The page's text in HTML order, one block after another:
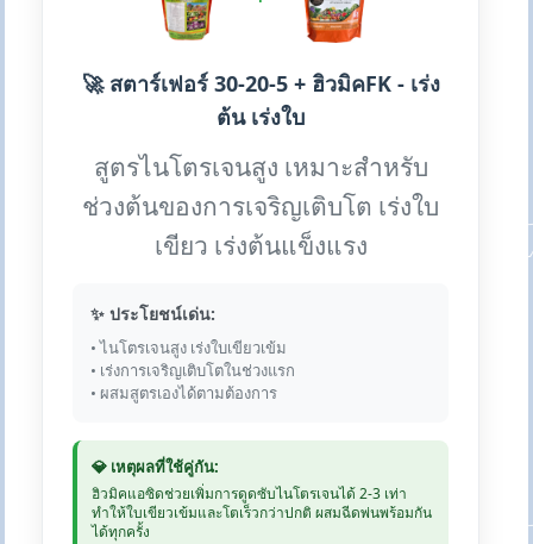
🚀 สตาร์เฟอร์ 30-20-5 + ฮิวมิคFK - เร่ง
ต้น เร่งใบ
สูตรไนโตรเจนสูง เหมาะสำหรับ
ช่วงต้นของการเจริญเติบโต เร่งใบ
เขียว เร่งต้นแข็งแรง
✨ ประโยชน์เด่น:
• ไนโตรเจนสูง เร่งใบเขียวเข้ม
• เร่งการเจริญเติบโตในช่วงแรก
• ผสมสูตรเองได้ตามต้องการ
💎 เหตุผลที่ใช้คู่กัน:
ฮิวมิคแอซิดช่วยเพิ่มการดูดซับไนโตรเจนได้ 2-3 เท่า
ทำให้ใบเขียวเข้มและโตเร็วกว่าปกติ ผสมฉีดพ่นพร้อมกัน
ได้ทุกครั้ง